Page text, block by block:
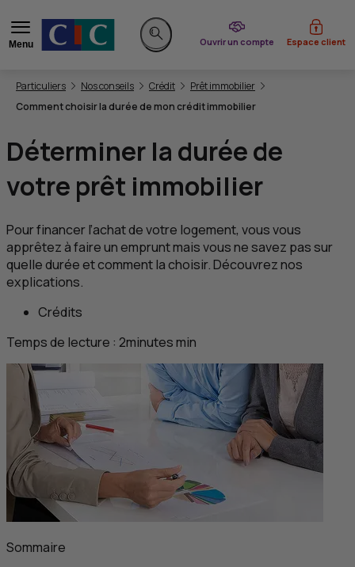
Menu
Rechercher sur le site
Ouvrir un compte
du CIC Espace client
Vous êtes ici:
Particuliers Nos conseils Crédit
Prêt immobilier
Comment choisir la durée de mon crédit immobilier
Déterminer la durée de
votre prêt immobilier
Pour financer l’achat de votre logement, vous vous
apprêtez à faire un emprunt mais vous ne savez pas sur
quelle durée et comment la choisir. Découvrez nos
explications.
Crédits
Temps de lecture : 2minutesmin
Sommaire